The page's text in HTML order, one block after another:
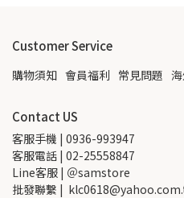
Customer Service
購物須知 會員福利 常見問題
Contact US
客服手機 | 0936-993947
客服電話 | 02-25558847
Line客服 | ＠samstore
批發聯繫 |